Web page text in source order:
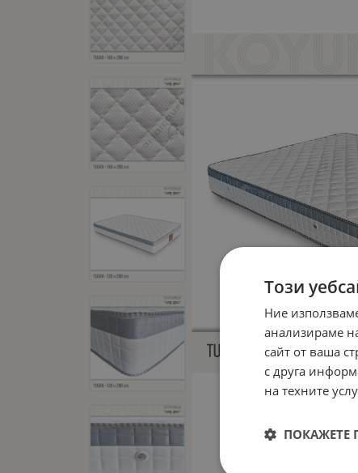
Този
Ние
анализираме
сайт от ваша
с друга
на техните
ПОКАЖЕТЕ